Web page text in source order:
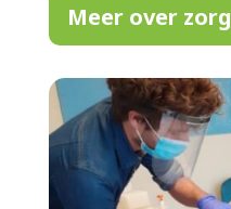
Meer over zorg